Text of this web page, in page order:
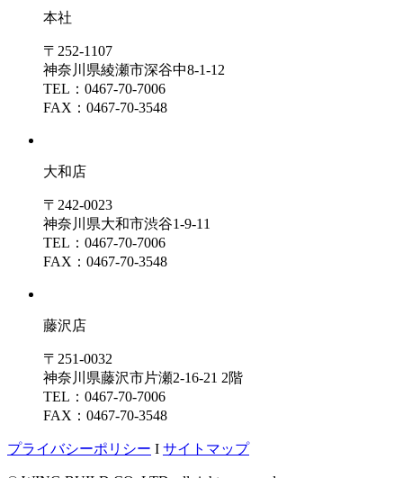
本社
〒252-1107
神奈川県綾瀬市深谷中8-1-12
TEL：0467-70-7006
FAX：0467-70-3548
大和店
〒242-0023
神奈川県大和市渋谷1-9-11
TEL：0467-70-7006
FAX：0467-70-3548
藤沢店
〒251-0032
神奈川県藤沢市片瀬2-16-21 2階
TEL：0467-70-7006
FAX：0467-70-3548
プライバシーポリシー I サイトマップ